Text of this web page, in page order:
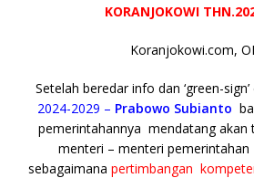
o
o
k
l s
A
p
p
y
Li
n
k
a
o
KORANJOKOWI
Koranjokowi.com,
Setelah beredar info dan ‘green-sign’
2024-2029 – Prabowo Subianto
pemerintahannya mendatang akan
menteri – menteri pemerintahan
sebagaimana pertimbangan